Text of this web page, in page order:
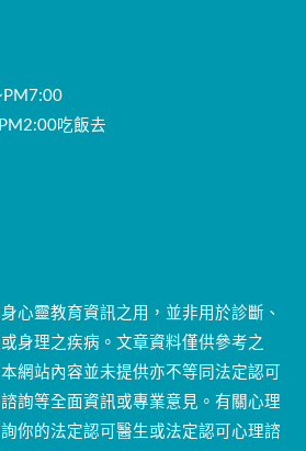
吃飯去
心靈教育資訊之用，並非用於診斷、
身理之疾病。文章資料僅供參考之
網站內容並未提供亦不等同法定認可
詢等全面資訊或專業意見。有關心理
你的法定認可醫生或法定認可心理諮